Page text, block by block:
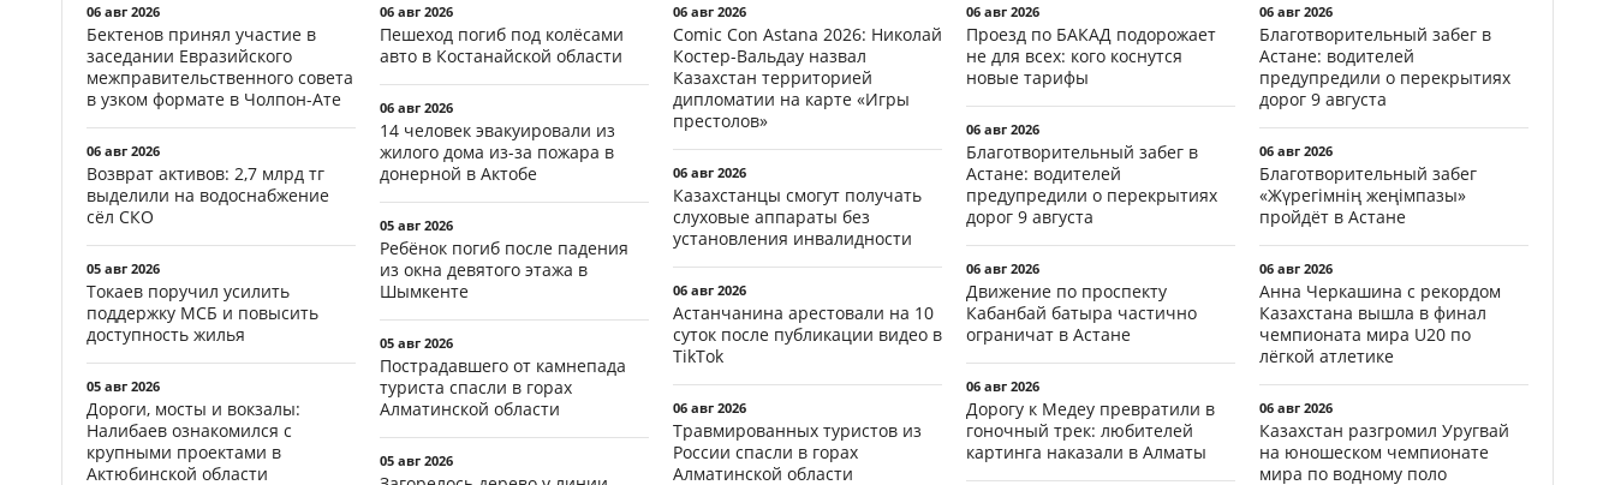
06 авг 2026
Бектенов принял участие в
заседании Евразийского
межправительственного совета
в узком формате в Чолпон-Ате
06 авг 2026
Возврат активов: 2,7 млрд тг
выделили на водоснабжение
сёл СКО
05 авг 2026
Токаев поручил усилить
поддержку МСБ и повысить
доступность жилья
05 авг 2026
Дороги, мосты и вокзалы:
Налибаев ознакомился с
крупными проектами в
Актюбинской области
06 авг 2026
Пешеход погиб под колёсами
авто в Костанайской области
06 авг 2026
14 человек эвакуировали из
жилого дома из-за пожара в
донерной в Актобе
05 авг 2026
Ребёнок погиб после падения
из окна девятого этажа в
Шымкенте
05 авг 2026
Пострадавшего от камнепада
туриста спасли в горах
Алматинской области
05 авг 2026
06 авг 2026
Comic Con Astana 2026: Николай
Костер-Вальдау назвал
Казахстан территорией
дипломатии на карте «Игры
престолов»
06 авг 2026
Казахстанцы смогут получать
слуховые аппараты без
установления инвалидности
06 авг 2026
Астанчанина арестовали на 10
суток после публикации видео в
TikTok
06 авг 2026
Травмированных туристов из
России спасли в горах
Алматинской области
06 авг 2026
Проезд по БАКАД подорожает
не для всех: кого коснутся
новые тарифы
06 авг 2026
Благотворительный забег в
Астане: водителей
предупредили о перекрытиях
дорог 9 августа
06 авг 2026
Движение по проспекту
Кабанбай батыра частично
ограничат в Астане
06 авг 2026
Дорогу к Медеу превратили в
гоночный трек: любителей
картинга наказали в Алматы
06 авг 2026
Благотворительный забег в
Астане: водителей
предупредили о перекрытиях
дорог 9 августа
06 авг 2026
Благотворительный забег
«Жүрегімнің жеңімпазы»
пройдёт в Астане
06 авг 2026
Анна Черкашина с рекордом
Казахстана вышла в финал
чемпионата мира U20 по
лёгкой атлетике
06 авг 2026
Казахстан разгромил Уругвай
на юношеском чемпионате
мира по водному поло